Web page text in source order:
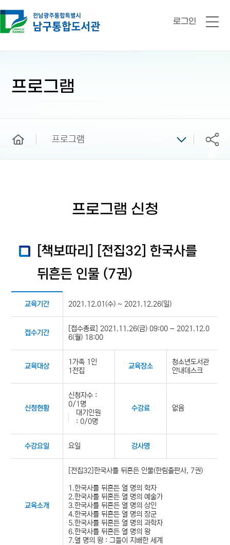
로그인
전
프로그램
프로그램 공유
프로그램 신청
[책보따리] [전집32] 한국사를
뒤흔든 인물 (7권)
교육기간 2021.12.01(수) ~ 2021.12.26(일)
접수기간
[접수종료] 2021.11.26(금) 09:00 ~ 2021.12.0
6(월) 18:00
교육대상
1가족 1인
1전집
교육장소
청소년도서관
안내데스크
신청현황
신청자수 :
0/1명
대기인원
: 0/0명
수강료 없음
수강요일 요일 강사명
교육소개
[전집32]한국사를 뒤흔든 인물(한림출판사, 7권)
1.한국사를 뒤흔든 열 명의 학자
2.한국사를 뒤흔든 열 명의 예술가
3.한국사를 뒤흔든 열 명의 상인
4.한국사를 뒤흔든 열 명의 장군
5.한국사를 뒤흔든 열 명의 과학자
6.한국사를 뒤흔든 열 명의 왕
7.열 명의 왕 : 그들이 지배한 세계